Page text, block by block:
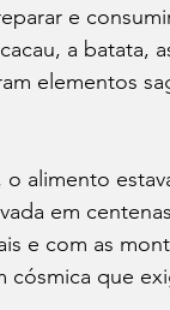
e
a batata,
elementos
alimento
em
e com as
cósmica que